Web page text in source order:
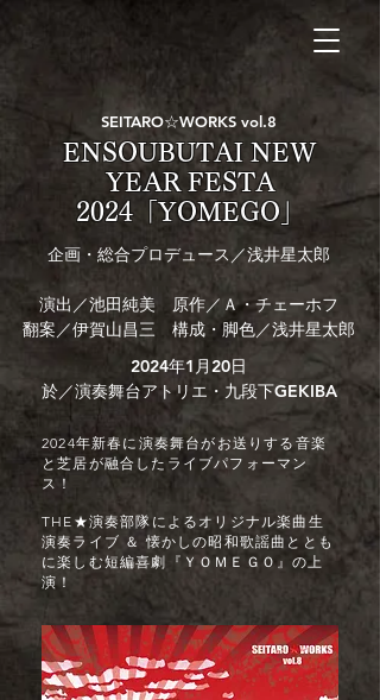
SEITARO☆WORKS vol.8
ENSOUBUTAI NEW
YEAR FESTA
2024「YOMEGO」
企画・総合プロデュース／浅井星太郎
演出／池田純美 原作／Ａ・チェーホフ
翻案／伊賀山昌三 構成・脚色／浅井星太郎
2024年1月20日
於／演奏舞台アトリエ・九段下GEKIBA
2024年新春に演奏舞台がお送りする音楽
と芝居が融合したライブパフォーマン
ス！
THE★演奏部隊によるオリジナル楽曲生
演奏ライブ ＆ 懐かしの昭和歌謡曲ととも
に楽しむ短編喜劇『ＹＯＭＥＧＯ』の上
演！